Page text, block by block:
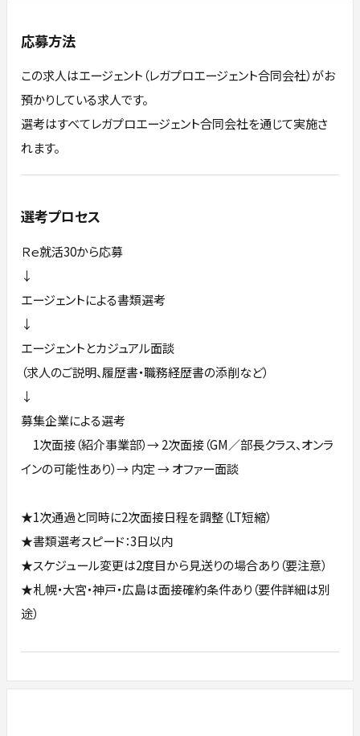
応募方法
この求人はエージェント（レガプロエージェント合同会社）がお
預かりしている求人です。
選考はすべてレガプロエージェント合同会社を通じて実施さ
れます。
選考プロセス
Ｒｅ就活30から応募
↓
エージェントによる書類選考
↓
エージェントとカジュアル面談
（求人のご説明、履歴書・職務経歴書の添削など）
↓
募集企業による選考
1次面接（紹介事業部）→ 2次面接（GM／部長クラス、オンラ
インの可能性あり）→ 内定 → オファー面談
★1次通過と同時に2次面接日程を調整（LT短縮）
★書類選考スピード：3日以内
★スケジュール変更は2度目から見送りの場合あり（要注意）
★札幌・大宮・神戸・広島は面接確約条件あり（要件詳細は別
途）